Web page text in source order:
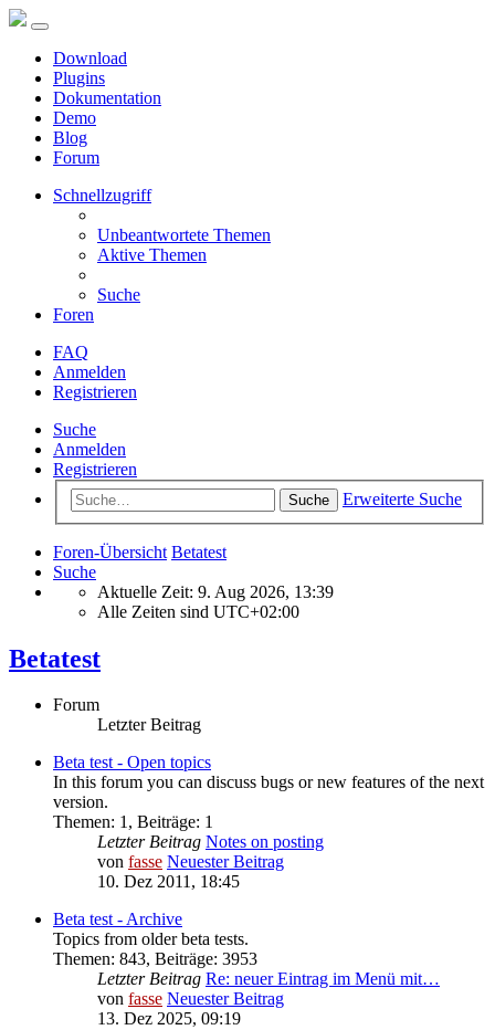
Download
Plugins
Dokumentation
Demo
Blog
Forum
Schnellzugriff
Unbeantwortete Themen
Aktive Themen
Suche
Foren
FAQ
Anmelden
Registrieren
Suche
Anmelden
Registrieren
Suche Erweiterte Suche
Foren-Übersicht Betatest
Suche
Aktuelle Zeit: 9. Aug 2026, 13:39
Alle Zeiten sind UTC+02:00
Betatest
Forum
Letzter Beitrag
Beta test - Open topics
In this forum you can discuss bugs or new features of the next
version.
Themen: 1, Beiträge: 1
Letzter Beitrag Notes on posting
von fasse Neuester Beitrag
10. Dez 2011, 18:45
Beta test - Archive
Topics from older beta tests.
Themen: 843, Beiträge: 3953
Letzter Beitrag Re: neuer Eintrag im Menü mit…
von fasse Neuester Beitrag
13. Dez 2025, 09:19